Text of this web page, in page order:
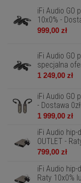
iFi Audio GO
10x0% -
999,00 zł
iFi Audio GO
specjalna
1 249,00 zł
iFi Audio GO
- Dostawa 0zł!
1 999,00 zł
iFi Audio hip-
OUTLET -
799,00 zł
iFi Audio hip-
Raty 10x0%